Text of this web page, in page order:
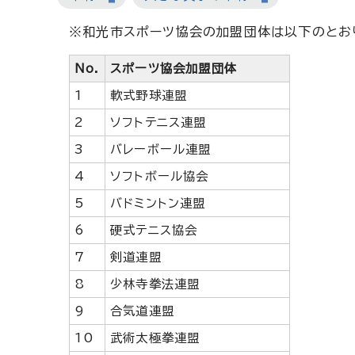
※和光市スポーツ協会の加盟団体は以下のとお
No. スポーツ協会加盟団体
1 軟式野球連盟
2 ソフトテニス連盟
3 バレーボール連盟
4 ソフトボール協会
5 バドミントン連盟
6 硬式テニス協会
7 剣道連盟
8 少林寺拳法連盟
9 合気道連盟
10 武術太極拳連盟